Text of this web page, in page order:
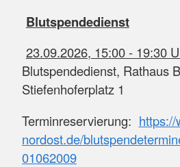
Blutspendedienst
23.09.2026, 15:00 - 19:30
Blutspendedienst, Rathaus
Stiefenhoferplatz 1
Terminreservierung: https://
nordost.de/
01062009